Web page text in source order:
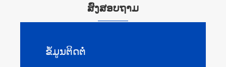
ສົ່ງສອບຖາມ
ຂໍ້​ມູນ​ຕິດ​ຕໍ່